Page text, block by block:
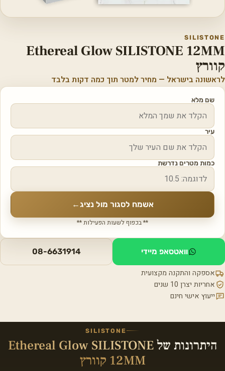
SILISTONE
Ethereal Glow SILISTONE 12MM
קוורץ
לראשונה בישראל — מחיר למטר תוך כמה דקות בלבד
שם מלא
עיר
כמות מטרים נדרשת
אשמח לסגור מול נציג←
** בכפוף לשעות הפעילות **
וואטסאפ מיידי 08-6631914
אספקה והתקנה מקצועית
אחריות יצרן 10 שנים
ייעוץ אישי חינם
SILISTONE
היתרונות שלEthereal Glow SILISTONE
12MM קוורץ